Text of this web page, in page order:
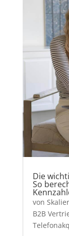
Die
So
von
B2B